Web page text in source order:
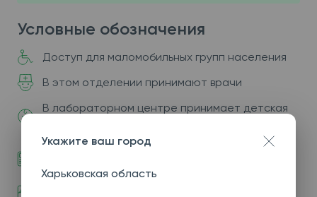
Условные обозначения
Доступ для маломобильных групп населения
В этом отделении принимают врачи
В лабораторном центре принимает детская
В наших отделениях доступна оплата
платежными картами
Укажите ваш город
Харьковская область